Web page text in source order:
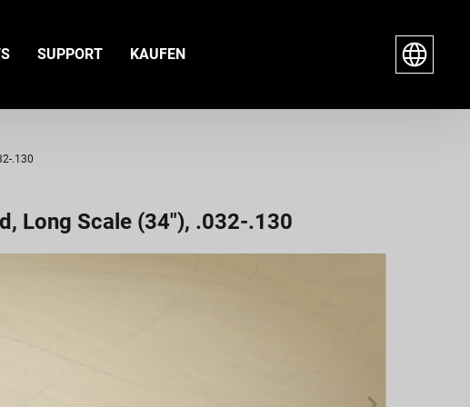
SUPPORT KAUFEN
.130
Long Scale (34"), .032-.130